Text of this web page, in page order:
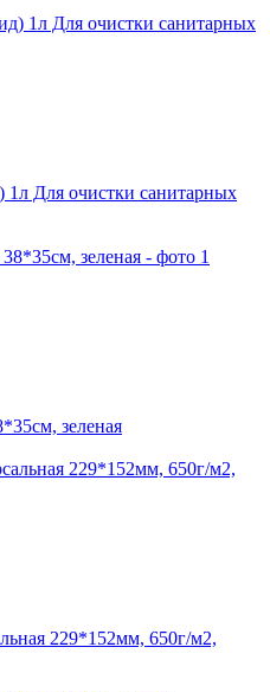
Для очистки санитарных
зеленая
229*152мм, 650г/м2,